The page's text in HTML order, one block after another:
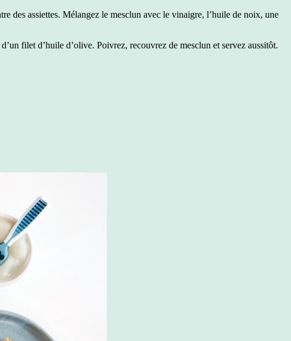
des assiettes. Mélangez le mesclun avec le vinaigre, l’huile de noix, une
filet d’huile d’olive. Poivrez, recouvrez de mesclun et servez aussitôt.